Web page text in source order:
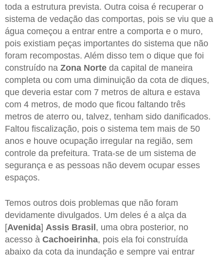
toda a estrutura prevista. Outra coisa é recuperar o
sistema de vedação das comportas, pois se viu que a
água começou a entrar entre a comporta e o muro,
pois existiam peças importantes do sistema que não
foram recompostas. Além disso tem o dique que foi
construído na Zona Norte da capital de maneira
completa ou com uma diminuição da cota de diques,
que deveria estar com 7 metros de altura e estava
com 4 metros, de modo que ficou faltando três
metros de aterro ou, talvez, tenham sido danificados.
Faltou fiscalização, pois o sistema tem mais de 50
anos e houve ocupação irregular na região, sem
controle da prefeitura. Trata-se de um sistema de
segurança e as pessoas não devem ocupar esses
espaços.
Temos outros dois problemas que não foram
devidamente divulgados. Um deles é a alça da
[Avenida] Assis Brasil, uma obra posterior, no
acesso à Cachoeirinha, pois ela foi construída
abaixo da cota da inundação e sempre vai entrar